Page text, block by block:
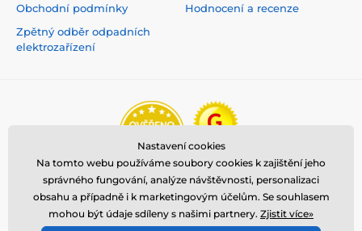
Obchodní podmínky
Zpětný odběr odpadních
elektrozařízení
Hodnocení a recenze
Nastavení cookies
Na tomto webu používáme soubory cookies k zajištění jeho
správného fungování, analýze návštěvnosti, personalizaci
obsahu a případně i k marketingovým účelům. Se souhlasem
mohou být údaje sdíleny s našimi partnery. Zjistit více»